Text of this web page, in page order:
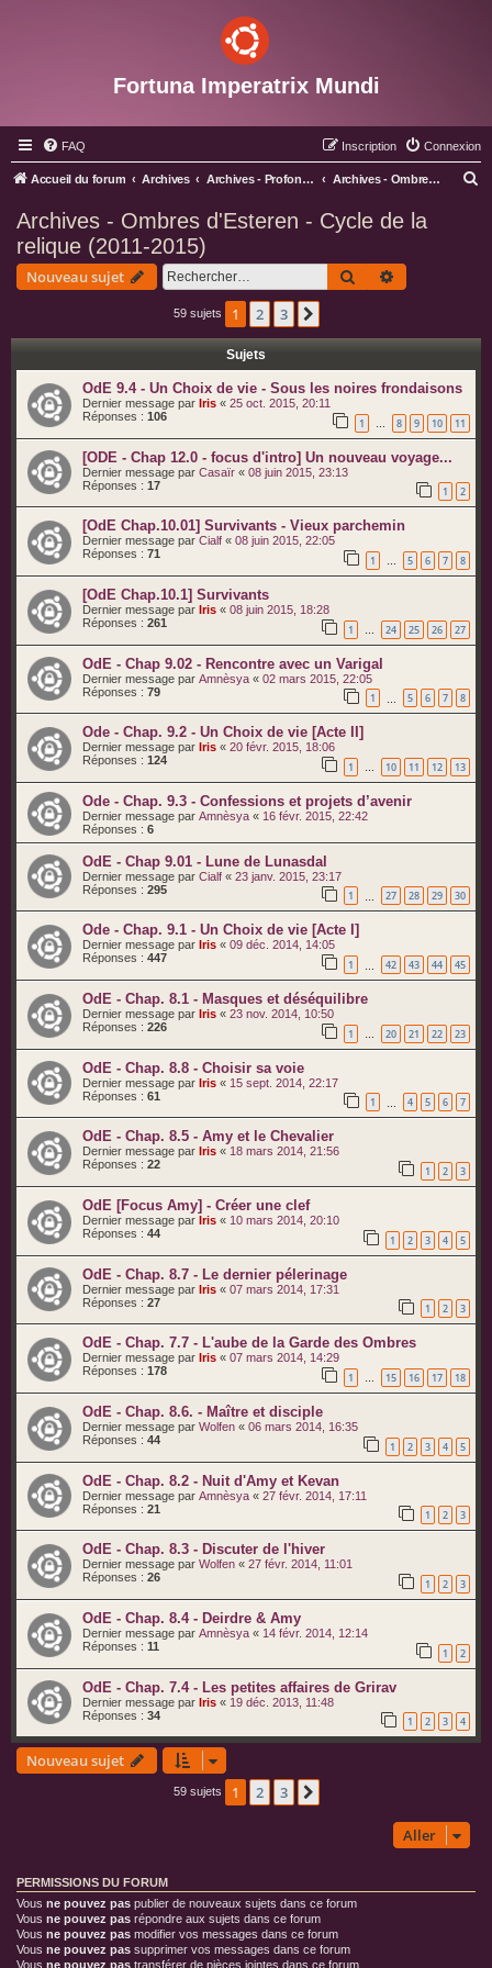
Fortuna Imperatrix Mundi
FAQ Connexion
Inscription
Accueil du forum Archives Archives - Profondeurs Archives - Ombres d'Esteren - Cycle de la relique (2011-2015)
c
Archives - Ombres d'Esteren - Cycle de la
relique (2011-2015)
Nouveau sujet Rechercher
59 sujets 1 2 3
Sujets
OdE 9.4 - Un Choix de vie - Sous les noires frondaisons
Dernier message par Iris « 25 oct. 2015, 20:11
Réponses : 106 1 … 8 9 10 11
[ODE - Chap 12.0 - focus d'intro] Un nouveau voyage...
Dernier message par Casaïr « 08 juin 2015, 23:13
Réponses : 17 1 2
[OdE Chap.10.01] Survivants - Vieux parchemin
Dernier message par Cialf « 08 juin 2015, 22:05
Réponses : 71 1 … 5 6 7 8
[OdE Chap.10.1] Survivants
Dernier message par Iris « 08 juin 2015, 18:28
Réponses : 261 1 … 24 25 26 27
OdE - Chap 9.02 - Rencontre avec un Varigal
Dernier message par Amnèsya « 02 mars 2015, 22:05
Réponses : 79 1 5 6 7 8
Ode - Chap. 9.2 - Un Choix de vie [Acte II]
Dernier message par Iris « 20 févr. 2015, 18:06
Réponses : 124 1 … 10 11 12 13
Ode - Chap. 9.3 - Confessions et projets d’avenir
Dernier message par Amnèsya « 16 févr. 2015, 22:42
Réponses : 6
OdE - Chap 9.01 - Lune de Lunasdal
Dernier message par Cialf « 23 janv. 2015, 23:17
Réponses : 295 1 27 28 29 30
Ode - Chap. 9.1 - Un Choix de vie [Acte I]
Dernier message par Iris « 09 déc. 2014, 14:05
Réponses : 447 1 42 43 44 45
OdE - Chap. 8.1 - Masques et déséquilibre
Dernier message par Iris « 23 nov. 2014, 10:50
Réponses : 226 1 … 20 21 22 23
OdE - Chap. 8.8 - Choisir sa voie
Dernier message par Iris « 15 sept. 2014, 22:17
Réponses : 61 1 4 5 6 7
OdE - Chap. 8.5 - Amy et le Chevalier
Dernier message par Iris « 18 mars 2014, 21:56
Réponses : 22 1 2 3
OdE [Focus Amy] - Créer une clef
Dernier message par Iris « 10 mars 2014, 20:10
Réponses : 44 1 2 3 4 5
OdE - Chap. 8.7 - Le dernier pélerinage
Dernier message par Iris « 07 mars 2014, 17:31
Réponses : 27 1 2 3
OdE - Chap. 7.7 - L'aube de la Garde des Ombres
Dernier message par Iris « 07 mars 2014, 14:29
Réponses : 178 1 … 15 16 17 18
OdE - Chap. 8.6. - Maître et disciple
Dernier message par Wolfen « 06 mars 2014, 16:35
Réponses : 44 1 2 3 4 5
OdE - Chap. 8.2 - Nuit d'Amy et Kevan
Dernier message par Amnèsya « 27 févr. 2014, 17:11
Réponses : 21 1 2 3
OdE - Chap. 8.3 - Discuter de l'hiver
Dernier message par Wolfen « 27 févr. 2014, 11:01
Réponses : 26 1 2 3
OdE - Chap. 8.4 - Deirdre & Amy
Dernier message par Amnèsya « 14 févr. 2014, 12:14
Réponses : 11 1 2
OdE - Chap. 7.4 - Les petites affaires de Grirav
Dernier message par Iris « 19 déc. 2013, 11:48
Réponses : 34 1 2 3 4
Nouveau sujet
59 sujets 1 2 3
Aller
PERMISSIONS DU FORUM
Vous ne pouvez pas publier de nouveaux sujets dans ce forum
Vous ne pouvez pas répondre aux sujets dans ce forum
Vous ne pouvez pas modifier vos messages dans ce forum
Vous ne pouvez pas supprimer vos messages dans ce forum
Vous ne pouvez pas transférer de pièces jointes dans ce forum